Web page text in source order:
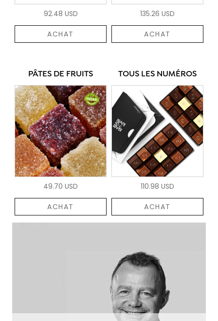
92.48 USD
ACHAT
135.26 USD
ACHAT
PÂTES DE FRUITS
49.70 USD
ACHAT
TOUS LES NUMÉROS
110.98 USD
ACHAT